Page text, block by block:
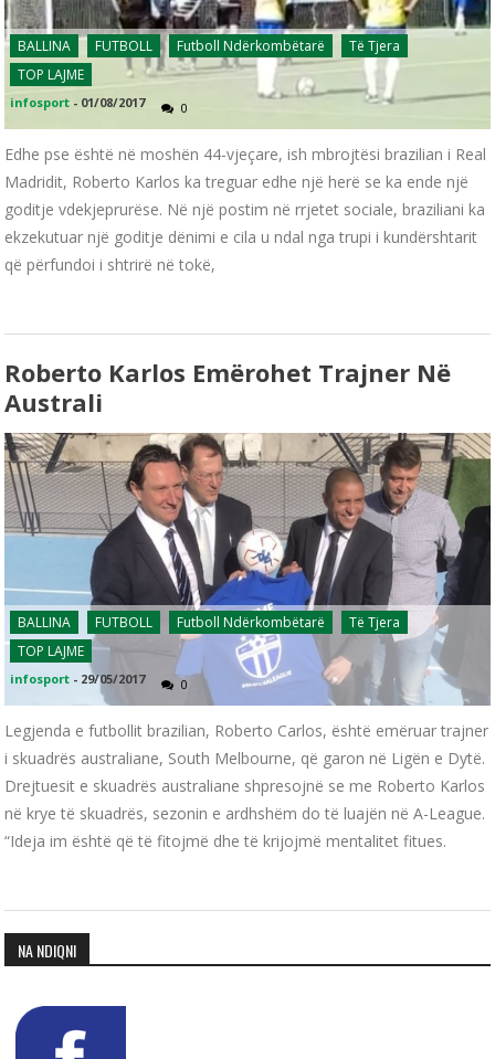
BALLINA FUTBOLL Futboll Ndërkombëtarë
Të Tjera
TOP LAJME
infosport - 01/08/2017 0
Edhe pse është në moshën 44-vjeçare, ish mbrojtësi brazilian i Real
Madridit, Roberto Karlos ka treguar edhe një herë se ka ende një
goditje vdekjeprurëse. Në një postim në rrjetet sociale, braziliani ka
ekzekutuar një goditje dënimi e cila u ndal nga trupi i kundërshtarit
që përfundoi i shtrirë në tokë,
Roberto Karlos Emërohet Trajner Në
Australi
BALLINA FUTBOLL Futboll Ndërkombëtarë
Të Tjera
TOP LAJME
infosport - 29/05/2017 0
Legjenda e futbollit brazilian, Roberto Carlos, është emëruar trajner
i skuadrës australiane, South Melbourne, që garon në Ligën e Dytë.
Drejtuesit e skuadrës australiane shpresojnë se me Roberto Karlos
në krye të skuadrës, sezonin e ardhshëm do të luajën në A-League.
“Ideja im është që të fitojmë dhe të krijojmë mentalitet fitues.
NA NDIQNI